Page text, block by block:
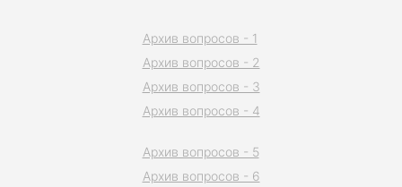
Архив вопросов - 1
Архив вопросов - 2
Архив вопросов - 3
Архив вопросов - 4
Архив вопросов - 5
Архив вопросов - 6